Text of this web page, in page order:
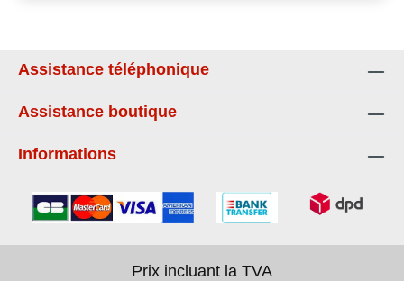
Assistance téléphonique
Assistance boutique
Informations
Prix incluant la TVA